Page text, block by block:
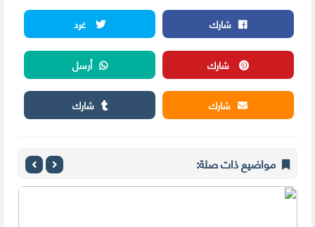
شارك
غرد
شارك
أرسل
شارك
شارك
مواضيع ذات صلة: